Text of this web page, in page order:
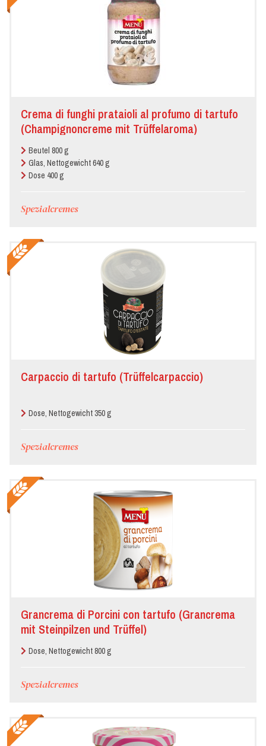
Crema di funghi prataioli al profumo di tartufo
(Champignoncreme mit Trüffelaroma)
Beutel 800 g
Glas, Nettogewicht 640 g
Dose 400 g
Spezialcremes
Carpaccio di tartufo (Trüffelcarpaccio)
Dose, Nettogewicht 350 g
Spezialcremes
Grancrema di Porcini con tartufo (Grancrema
mit Steinpilzen und Trüffel)
Dose, Nettogewicht 800 g
Spezialcremes